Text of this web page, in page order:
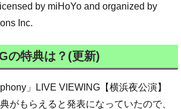
by miHoYo and organized by
Inc.
の特典は？(更新)
」LIVE VIEWING【横浜夜公演】
がもらえると発表になっていたので、